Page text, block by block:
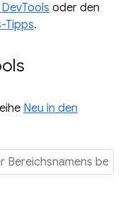
oder den
Tipps.
Neu in den